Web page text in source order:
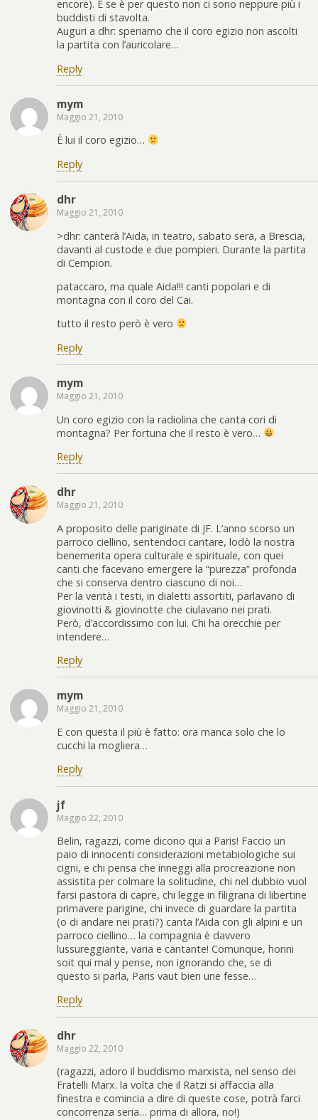
encore). E se è per questo non ci sono neppure più i
buddisti di stavolta.
Auguri a dhr: speriamo che il coro egizio non ascolti
la partita con l’auricolare…
Reply
mym
Maggio 21, 2010
È lui il coro egizio…
Reply
dhr
Maggio 21, 2010
>dhr: canterà l’Aida, in teatro, sabato sera, a Brescia,
davanti al custode e due pompieri. Durante la partita
di Cempion.
pataccaro, ma quale Aida!!! canti popolari e di
montagna con il coro del Cai.
tutto il resto però è vero
Reply
mym
Maggio 21, 2010
Un coro egizio con la radiolina che canta cori di
montagna? Per fortuna che il resto è vero…
Reply
dhr
Maggio 21, 2010
A proposito delle pariginate di JF. L’anno scorso un
parroco ciellino, sentendoci cantare, lodò la nostra
benemerita opera culturale e spirituale, con quei
canti che facevano emergere la “purezza” profonda
che si conserva dentro ciascuno di noi…
Per la verità i testi, in dialetti assortiti, parlavano di
giovinotti & giovinotte che ciulavano nei prati.
Però, d’accordissimo con lui. Chi ha orecchie per
intendere…
Reply
mym
Maggio 21, 2010
E con questa il più è fatto: ora manca solo che lo
cucchi la mogliera…
Reply
jf
Maggio 22, 2010
Belin, ragazzi, come dicono qui a Paris! Faccio un
paio di innocenti considerazioni metabiologiche sui
cigni, e chi pensa che inneggi alla procreazione non
assistita per colmare la solitudine, chi nel dubbio vuol
farsi pastora di capre, chi legge in filigrana di libertine
primavere parigine, chi invece di guardare la partita
(o di andare nei prati?) canta l’Aida con gli alpini e un
parroco ciellino… la compagnia è davvero
lussureggiante, varia e cantante! Comunque, honni
soit qui mal y pense, non ignorando che, se di
questo si parla, Paris vaut bien une fesse…
Reply
dhr
Maggio 22, 2010
(ragazzi, adoro il buddismo marxista, nel senso dei
Fratelli Marx. la volta che il Ratzi si affaccia alla
finestra e comincia a dire di queste cose, potrà farci
concorrenza seria… prima di allora, no!)